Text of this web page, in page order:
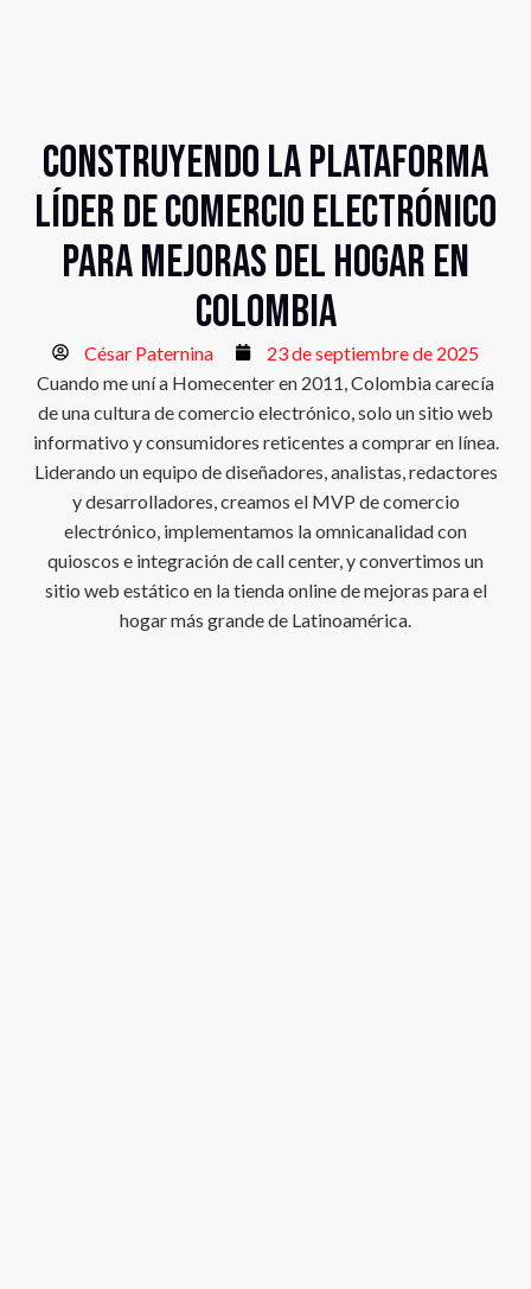
Construyendo la plataforma
líder de comercio electrónico
para mejoras del hogar en
Colombia
César Paternina
23 de septiembre de 2025
Cuando me uní a Homecenter en 2011, Colombia carecía
de una cultura de comercio electrónico, solo un sitio web
informativo y consumidores reticentes a comprar en línea.
Liderando un equipo de diseñadores, analistas, redactores
y desarrolladores, creamos el MVP de comercio
electrónico, implementamos la omnicanalidad con
quioscos e integración de call center, y convertimos un
sitio web estático en la tienda online de mejoras para el
hogar más grande de Latinoamérica.